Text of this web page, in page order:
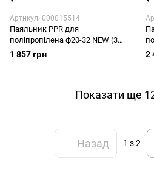
Артикул: 000015514
Паяльник PPR для
поліпропілена ф20-32 NEW (32
HW-S1)
1 857 грн 2
Показати ще
Назад 1 з 2